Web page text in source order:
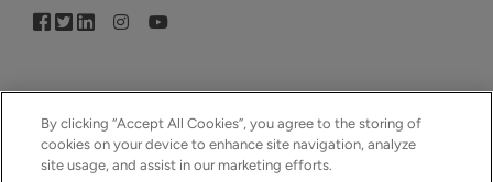
© Copyright 2005–2026 | © SmartDok © Visma | All Rights
By clicking “Accept All Cookies”, you agree to the storing of
cookies on your device to enhance site navigation, analyze
site usage, and assist in our marketing efforts.